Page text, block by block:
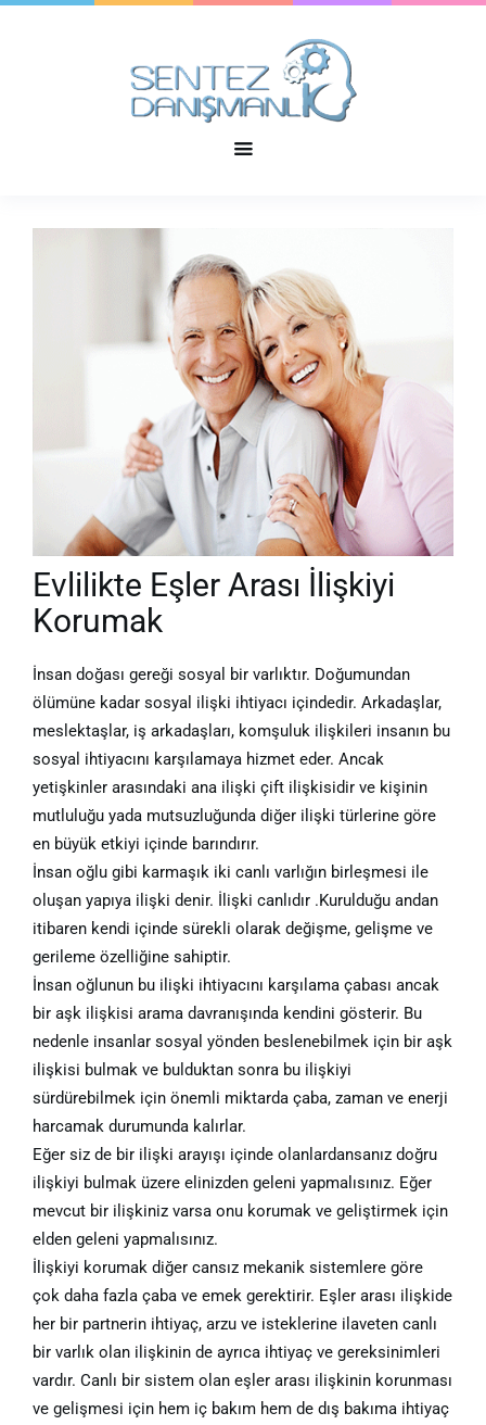
Evlilikte Eşler Arası İlişkiyi
Korumak
İnsan doğası gereği sosyal bir varlıktır. Doğumundan
ölümüne kadar sosyal ilişki ihtiyacı içindedir. Arkadaşlar,
meslektaşlar, iş arkadaşları, komşuluk ilişkileri insanın bu
sosyal ihtiyacını karşılamaya hizmet eder. Ancak
yetişkinler arasındaki ana ilişki çift ilişkisidir ve kişinin
mutluluğu yada mutsuzluğunda diğer ilişki türlerine göre
en büyük etkiyi içinde barındırır.
İnsan oğlu gibi karmaşık iki canlı varlığın birleşmesi ile
oluşan yapıya ilişki denir. İlişki canlıdır .Kurulduğu andan
itibaren kendi içinde sürekli olarak değişme, gelişme ve
gerileme özelliğine sahiptir.
İnsan oğlunun bu ilişki ihtiyacını karşılama çabası ancak
bir aşk ilişkisi arama davranışında kendini gösterir. Bu
nedenle insanlar sosyal yönden beslenebilmek için bir aşk
ilişkisi bulmak ve bulduktan sonra bu ilişkiyi
sürdürebilmek için önemli miktarda çaba, zaman ve enerji
harcamak durumunda kalırlar.
Eğer siz de bir ilişki arayışı içinde olanlardansanız doğru
ilişkiyi bulmak üzere elinizden geleni yapmalısınız. Eğer
mevcut bir ilişkiniz varsa onu korumak ve geliştirmek için
elden geleni yapmalısınız.
İlişkiyi korumak diğer cansız mekanik sistemlere göre
çok daha fazla çaba ve emek gerektirir. Eşler arası ilişkide
her bir partnerin ihtiyaç, arzu ve isteklerine ilaveten canlı
bir varlık olan ilişkinin de ayrıca ihtiyaç ve gereksinimleri
vardır. Canlı bir sistem olan eşler arası ilişkinin korunması
ve gelişmesi için hem iç bakım hem de dış bakıma ihtiyaç